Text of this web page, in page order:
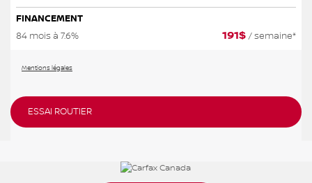
FINANCEMENT
84 mois à 7.6%
191$ / semaine*
Mentions légales
ESSAI ROUTIER